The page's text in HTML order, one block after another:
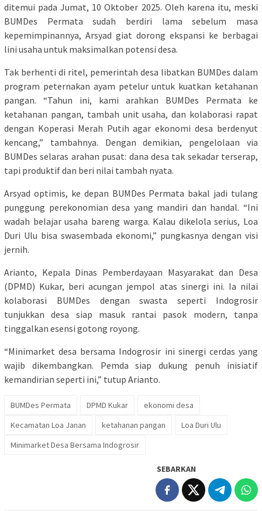
ditemui pada Jumat, 10 Oktober 2025. Oleh karena itu, meski
BUMDes Permata sudah berdiri lama sebelum masa
kepemimpinannya, Arsyad giat dorong ekspansi ke berbagai
lini usaha untuk maksimalkan potensi desa.
Tak berhenti di ritel, pemerintah desa libatkan BUMDes dalam
program peternakan ayam petelur untuk kuatkan ketahanan
pangan. “Tahun ini, kami arahkan BUMDes Permata ke
ketahanan pangan, tambah unit usaha, dan kolaborasi rapat
dengan Koperasi Merah Putih agar ekonomi desa berdenyut
kencang,” tambahnya. Dengan demikian, pengelolaan via
BUMDes selaras arahan pusat: dana desa tak sekadar terserap,
tapi produktif dan beri nilai tambah nyata.
Arsyad optimis, ke depan BUMDes Permata bakal jadi tulang
punggung perekonomian desa yang mandiri dan handal. “Ini
wadah belajar usaha bareng warga. Kalau dikelola serius, Loa
Duri Ulu bisa swasembada ekonomi,” pungkasnya dengan visi
jernih.
Arianto, Kepala Dinas Pemberdayaan Masyarakat dan Desa
(DPMD) Kukar, beri acungan jempol atas sinergi ini. Ia nilai
kolaborasi BUMDes dengan swasta seperti Indogrosir
tunjukkan desa siap masuk rantai pasok modern, tanpa
tinggalkan esensi gotong royong.
“Minimarket desa bersama Indogrosir ini sinergi cerdas yang
wajib dikembangkan. Pemda siap dukung penuh inisiatif
kemandirian seperti ini,” tutup Arianto.
BUMDes Permata DPMD Kukar
ekonomi desa
Kecamatan Loa Janan
ketahanan pangan
Loa Duri Ulu
Minimarket Desa Bersama Indogrosir
SEBARKAN